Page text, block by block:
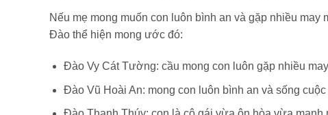
Nếu mẹ mong muốn con luôn bình an và gặp nhiều
Đào thể hiện mong ước đó:
Đào Vy Cát Tường: cầu mong con luôn gặp nhiều
Đào Vũ Hoài An: mong con luôn bình an và sống